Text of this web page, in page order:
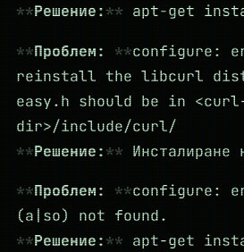
Решение:
apt-get
Проблем:
configure:
reinstall the libcurl
easy.h should be in
dir>/include/curl/
Решение:
Проблем:
configure:
(a|so) not found.
Решение:
apt-get